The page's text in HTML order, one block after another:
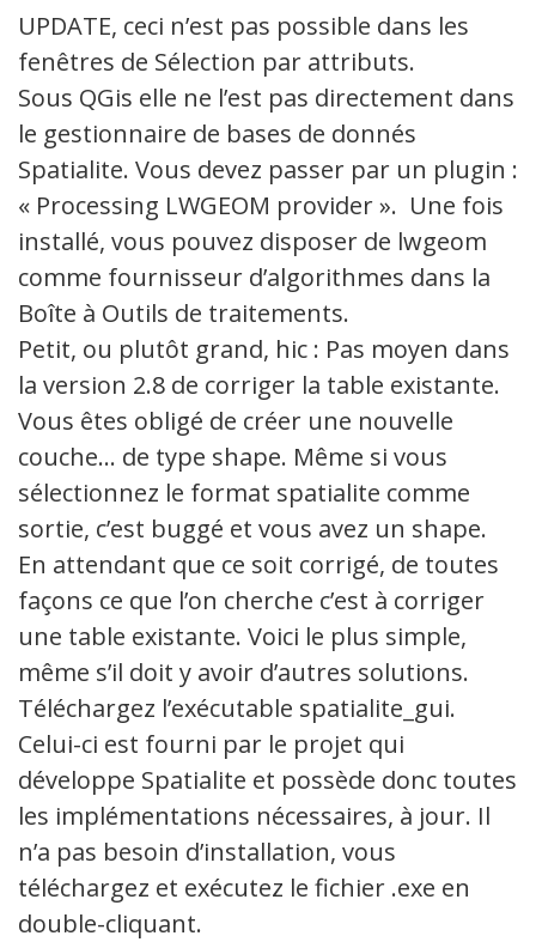
UPDATE, ceci n’est pas possible dans les
fenêtres de Sélection par attributs.
Sous QGis elle ne l’est pas directement dans
le gestionnaire de bases de donnés
Spatialite. Vous devez passer par un plugin :
« Processing LWGEOM provider ». Une fois
installé, vous pouvez disposer de lwgeom
comme fournisseur d’algorithmes dans la
Boîte à Outils de traitements.
Petit, ou plutôt grand, hic : Pas moyen dans
la version 2.8 de corriger la table existante.
Vous êtes obligé de créer une nouvelle
couche… de type shape. Même si vous
sélectionnez le format spatialite comme
sortie, c’est buggé et vous avez un shape.
En attendant que ce soit corrigé, de toutes
façons ce que l’on cherche c’est à corriger
une table existante. Voici le plus simple,
même s’il doit y avoir d’autres solutions.
Téléchargez l’exécutable spatialite_gui.
Celui-ci est fourni par le projet qui
développe Spatialite et possède donc toutes
les implémentations nécessaires, à jour. Il
n’a pas besoin d’installation, vous
téléchargez et exécutez le fichier .exe en
double-cliquant.